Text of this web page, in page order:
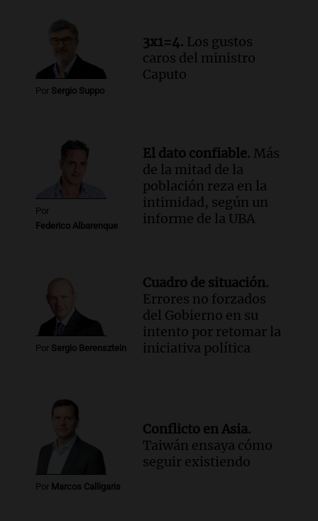
proteínas
Una mañana para todos
Episodios
Audio.Investigan un asalto millonario a
la cooperativa Talamochita en Villa
Episodios
Por Sergio Suppo
3x1=4. Los gustos
caros del ministro
Caputo
Por
Federico Albarenque
El dato confiable. Más
de la mitad de la
población reza en la
intimidad, según un
informe de la UBA
Por Sergio Berensztein
Cuadro de situación.
Errores no forzados
del Gobierno en su
intento por retomar la
iniciativa política
Por Marcos Calligaris
Conflicto en Asia.
Taiwán ensaya cómo
seguir existiendo